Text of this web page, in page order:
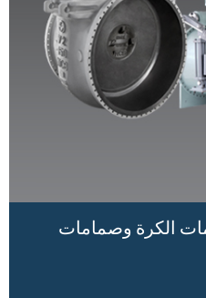
الكرة وصمامات